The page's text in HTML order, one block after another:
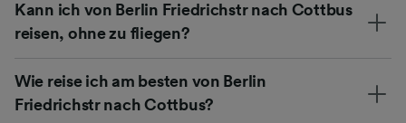
Kann ich von Berlin Friedrichstr nach Cottbus
reisen, ohne zu fliegen?
Wie reise ich am besten von Berlin
Friedrichstr nach Cottbus?